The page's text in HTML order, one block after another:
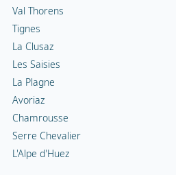
Val Thorens
Tignes
La Clusaz
Les Saisies
La Plagne
Avoriaz
Chamrousse
Serre Chevalier
L'Alpe d'Huez